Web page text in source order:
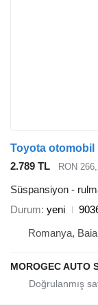
Toyota otomobil
2.789 TL
RON
Süspansiyon -
Durum yeni
Romanya,
MOROGEC AUTO